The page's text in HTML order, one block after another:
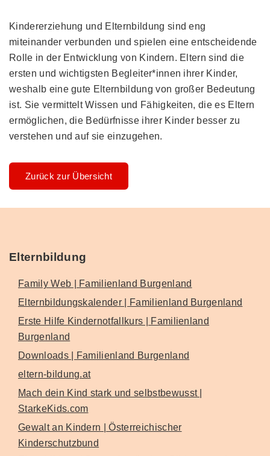
Kindererziehung und Elternbildung sind eng
miteinander verbunden und spielen eine entscheidende
Rolle in der Entwicklung von Kindern. Eltern sind die
ersten und wichtigsten Begleiter*innen ihrer Kinder,
weshalb eine gute Elternbildung von großer Bedeutung
ist. Sie vermittelt Wissen und Fähigkeiten, die es Eltern
ermöglichen, die Bedürfnisse ihrer Kinder besser zu
verstehen und auf sie einzugehen.
Zurück zur Übersicht
Elternbildung
Family Web | Familienland Burgenland
Elternbildungskalender | Familienland Burgenland
Erste Hilfe Kindernotfallkurs | Familienland
Burgenland
Downloads | Familienland Burgenland
eltern-bildung.at
Mach dein Kind stark und selbstbewusst |
StarkeKids.com
Gewalt an Kindern | Österreichischer
Kinderschutzbund